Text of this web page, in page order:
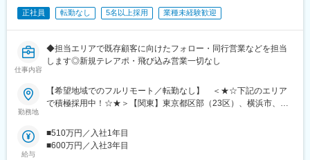
島駅、福山駅、横川駅、新白島駅、西条駅(広島県)、西高屋駅、東
広島駅、八本松駅、北参道駅、浜松町駅、西日暮里駅(舎人ライナ
ー)、大崎広小路駅、祐天寺駅、江古田駅、二子新地駅、阿倍野駅
(地下鉄)、鴫野駅、西中島南方駅、丸の内駅(愛知県)、小田井駅、
上前津駅、東別院駅、摂津富田駅、新今宮駅前駅、千鳥橋駅、千
里中央駅(大阪モノレール)、百舌鳥八幡駅、玉造駅、宮之阪駅、新
ンター駅、祇園駅(福岡県)、西鉄福岡駅、櫛田神社前駅、西鉄千早
駅、三宮駅(神戸新交通)、ハーバーランド駅、山陽姫路駅、西代
駅(京都市営)、石山駅、くいな橋駅、西４丁目駅、さっぽろ駅、仙
台駅(地下鉄)、岡山駅前駅、横川駅(広島県)、白島駅(広島高速交通
頭駅、西大橋駅、肥後橋駅、阿波座駅、北浜駅(大阪府)、なんば駅
府)、東部市場前駅、今川駅(大阪府)、中津駅(大阪府・阪急線)、な
にわ橋駅、天満駅、中津駅(地下鉄)、中崎町駅、扇町駅(大阪府)、
駅(名古屋市営)、伏屋駅、稲永駅、笠寺駅、左京山駅、武蔵小杉
駅、目黒駅、秋葉原駅、新橋駅、東京駅、町田駅、綾瀬駅、大手
駅、四ツ谷駅、あざみ野駅、湘南台駅、天王洲アイル駅、日吉駅
(神奈川県)、溝の口駅、長津田駅、登戸駅、戸塚駅、海老名駅(相
正社員 転勤なし 5名以上採用 業種未経験歓迎
仕事内容
◆担当エリアで既存顧客に向けたフォロー・同行営業などを担当
します◎新規テレアポ・飛び込み営業一切なし
勤務地
【希望地域でのフルリモート／転勤なし】 ＜★☆下記のエリア
で積極採用中！☆★＞【関東】東京都区部（23区）、横浜市、川
市、新潟市【北海道・東北】札幌市、仙台市【中国・九州】広島
市、岡山市、福岡市、北九州市、熊本市◎上記のエリアに通える
給与
■510万円／入社1年目
■600万円／入社3年目